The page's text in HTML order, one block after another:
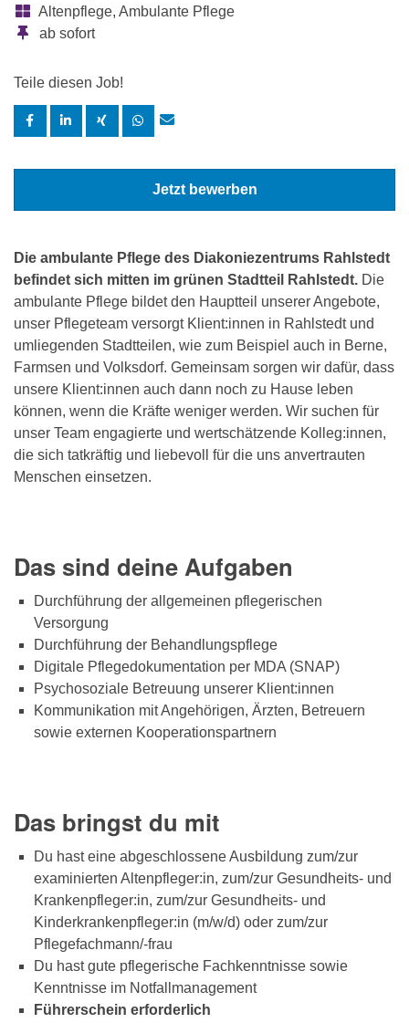
Altenpflege, Ambulante Pflege
ab sofort
Teile diesen Job!
Jetzt bewerben
Die ambulante Pflege des Diakoniezentrums Rahlstedt
befindet sich mitten im grünen Stadtteil Rahlstedt. Die
ambulante Pflege bildet den Hauptteil unserer Angebote,
unser Pflegeteam versorgt Klient:innen in Rahlstedt und
umliegenden Stadtteilen, wie zum Beispiel auch in Berne,
Farmsen und Volksdorf. Gemeinsam sorgen wir dafür, dass
unsere Klient:innen auch dann noch zu Hause leben
können, wenn die Kräfte weniger werden. Wir suchen für
unser Team engagierte und wertschätzende Kolleg:innen,
die sich tatkräftig und liebevoll für die uns anvertrauten
Menschen einsetzen.
Das sind deine Aufgaben
Durchführung der allgemeinen pflegerischen
Versorgung
Durchführung der Behandlungspflege
Digitale Pflegedokumentation per MDA (SNAP)
Psychosoziale Betreuung unserer Klient:innen
Kommunikation mit Angehörigen, Ärzten, Betreuern
sowie externen Kooperationspartnern
Das bringst du mit
Du hast eine abgeschlossene Ausbildung zum/zur
examinierten Altenpfleger:in, zum/zur Gesundheits- und
Krankenpfleger:in, zum/zur Gesundheits- und
Kinderkrankenpfleger:in (m/w/d) oder zum/zur
Pflegefachmann/-frau
Du hast gute pflegerische Fachkenntnisse sowie
Kenntnisse im Notfallmanagement
Führerschein erforderlich